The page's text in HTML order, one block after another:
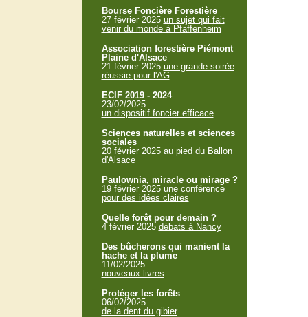
Bourse Foncière Forestière
27 février 2025 un sujet qui fait
venir du monde à Pfaffenheim
Association forestière Piémont
Plaine d'Alsace
21 février 2025 une grande soirée
réussie pour l'AG
ECIF 2019 - 2024
23/02/2025
un dispositif foncier efficace
Sciences naturelles et sciences
sociales
20 février 2025 au pied du Ballon
d'Alsace
Paulownia, miracle ou mirage ?
19 février 2025 une conférence
pour des idées claires
Quelle forêt pour demain ?
4 février 2025 débats à Nancy
Des bûcherons qui manient la
hache et la plume
11/02/2025
nouveaux livres
Protéger les forêts
06/02/2025
de la dent du gibier